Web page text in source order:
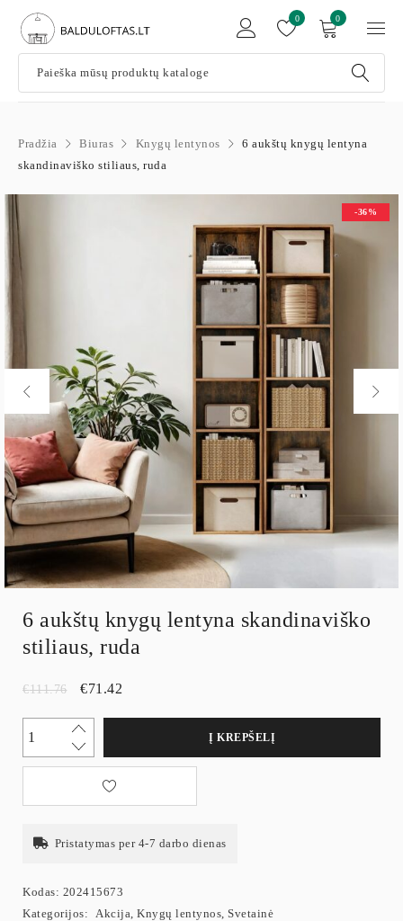
0
0
Pradžia Biuras Knygų lentynos
6 aukštų knygų lentyna
skandinaviško stiliaus, ruda
-36%
6 aukštų knygų lentyna skandinaviško
stiliaus, ruda
€111.76 €71.42
Į KREPŠELĮ
Pristatymas per 4-7 darbo dienas
Kodas: 202415673
Kategorijos: Akcija, Knygų lentynos, Svetainė